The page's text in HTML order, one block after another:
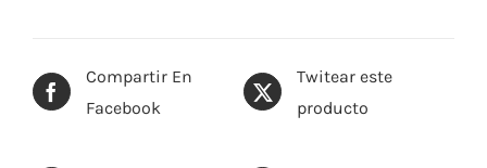
Compartir En
Facebook
Twitear este
producto